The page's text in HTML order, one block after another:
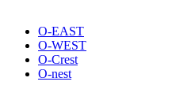
O-EAST
O-WEST
O-Crest
O-nest